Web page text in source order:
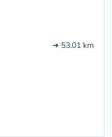
➔ 53.01 km